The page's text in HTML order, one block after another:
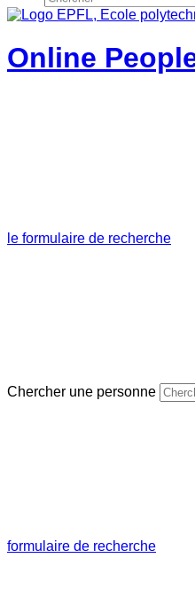
Online
le formulaire de recherche
Chercher une personne
formulaire de recherche